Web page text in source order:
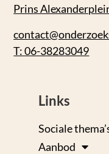
Prins
T: 06-38283049
Links
Sociale
Aanbod